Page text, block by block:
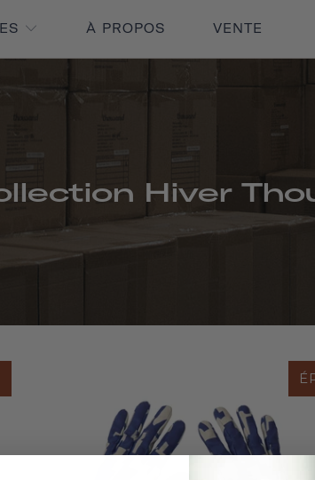
À PROPOS VENTE
Hiver